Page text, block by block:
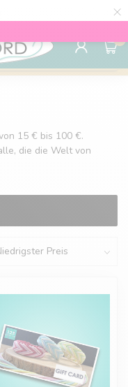
×
€
0
15 € bis 100 €.
die die Welt von